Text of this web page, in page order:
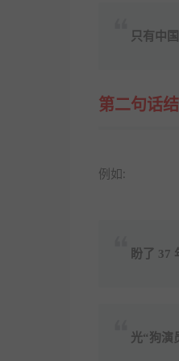
只有中
第二句话
例如:
盼了 37
光“狗演